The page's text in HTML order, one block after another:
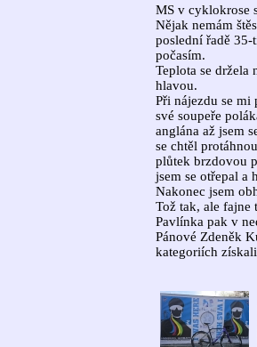
MS v cyklokrose
Nějak nemám
poslední řadě 35-
počasím.
Teplota se držela
hlavou.
Při nájezdu se mi
své soupeře
anglána až jsem
se chtěl
plůtek brzdovou
jsem se otřepal a
Nakonec jsem
Tož tak, ale fajne
Pavlínka pak v
Pánové Zdeněk
kategoriích